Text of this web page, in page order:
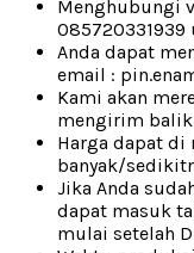
Menghubungi
085720331939
Anda dapat
email :
Kami akan
mengirim balik
Harga dapat
banyak/
Jika Anda
dapat masuk
mulai setelah